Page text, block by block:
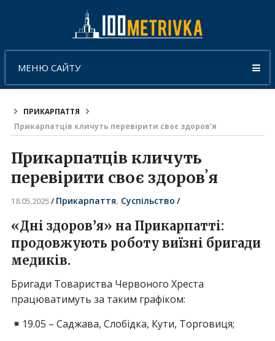
МЕНЮ САЙТУ
ПРИКАРПАТТЯ
Прикарпатців кличуть перевірити своє здоровʼя
Прикарпатців кличуть
перевірити своє здоровʼя
18.05.2025/ Прикарпаття, Суспільство /
«Дні здоров’я» на Прикарпатті:
продовжують роботу виїзні бригади
медиків.
Бригади Товариства Червоного Хреста
працюватимуть за таким графіком:
19.05 – Саджава, Слобідка, Кути, Торговиця;